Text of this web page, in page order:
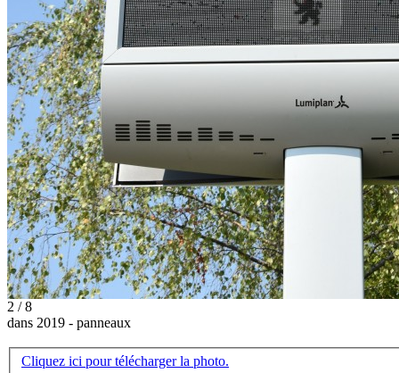
2 / 8
dans 2019 - panneaux
Cliquez ici pour télécharger la photo.